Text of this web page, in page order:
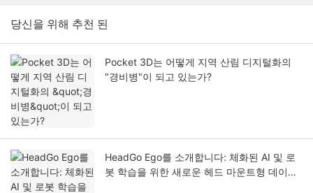
당신을 위해 추천 된
Pocket 3D는 어떻게 지역 산림 디지털화의
"경비병"이 되고 있는가?
HeadGo Ego를 소개합니다: 체화된 AI 및 로
봇 학습을 위한 새로운 헤드 마운트형 데이터